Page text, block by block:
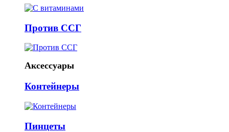
Против ССГ
Аксессуары
Контейнеры
Пинцеты